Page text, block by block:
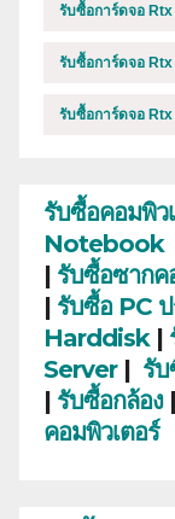
รับซื้อการ์ดจอ Rtx
รับซื้อการ์ดจอ Rtx
รับซื้อการ์ดจอ
รับซื้อคอมพิว
Notebook
| รับซื้อซากค
| รับซื้อ PC
Harddisk |
Server | รั
| รับซื้อกล้อง|
คอมพิวเตอร์